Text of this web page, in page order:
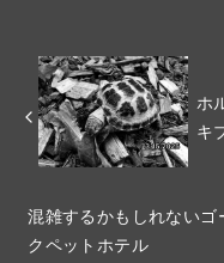
ホ
キ
混雑するかもしれないゴ
クペットホテル